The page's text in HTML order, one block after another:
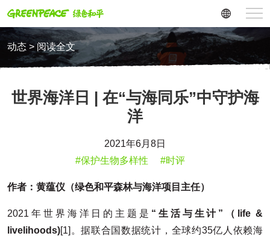
动态 > 阅读全文
世界海洋日 | 在“与海同乐”中守护海
洋
2021年6月8日
#保护生物多样性
#时评
作者：黄蕴仪（绿色和平森林与海洋项目主任）
2021年世界海洋日的主题是 “生活与生计”（life &
livelihoods)[1]。据联合国数据统计，全球约35亿人依赖海